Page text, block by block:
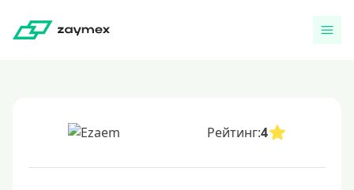
Рейтинг:4